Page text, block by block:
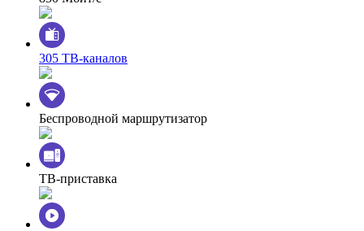
305 ТВ-каналов
Беспроводной маршрутизатор
ТВ-приставка